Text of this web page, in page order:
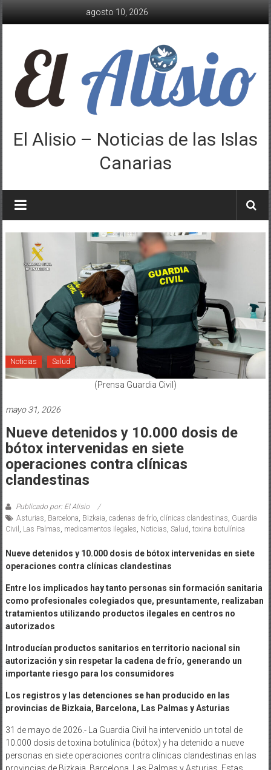
agosto 10, 2026
El Alisio – Noticias de las Islas
Canarias
Noticias Salud
(Prensa Guardia Civil)
mayo 31, 2026
Nueve detenidos y 10.000 dosis de
bótox intervenidas en siete
operaciones contra clínicas
clandestinas
Publicado por: El Alisio
Asturias Barcelona Bizkaia cadenas de frío, clínicas clandestinas Guardia
Civil
Las Palmas medicamentos ilegales Noticias Salud toxina botulínica
Nueve detenidos y 10.000 dosis de bótox intervenidas en siete
operaciones contra clínicas clandestinas
Entre los implicados hay tanto personas sin formación sanitaria
como profesionales colegiados que, presuntamente, realizaban
tratamientos utilizando productos ilegales en centros no
autorizados
Introducían productos sanitarios en territorio nacional sin
autorización y sin respetar la cadena de frío, generando un
importante riesgo para los consumidores
Los registros y las detenciones se han producido en las
provincias de Bizkaia, Barcelona, Las Palmas y Asturias
31 de mayo de 2026.- La Guardia Civil ha intervenido un total de
10.000 dosis de toxina botulínica (bótox) y ha detenido a nueve
personas en siete operaciones contra clínicas clandestinas en las
provincias de Bizkaia, Barcelona, Las Palmas y Asturias. Estas